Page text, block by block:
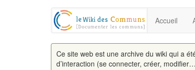
Accueil
Ce site web est une archive du wiki qui a
d’interaction (se connecter, créer,